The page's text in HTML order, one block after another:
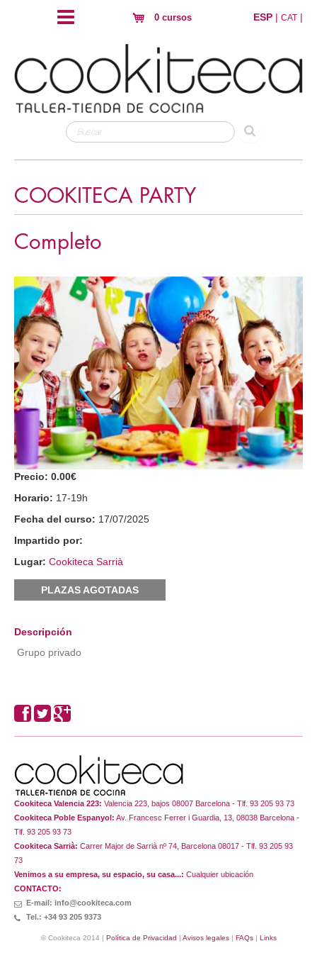
0 cursos ESP | CAT |
COOKITECA PARTY
Completo
Precio: 0.00€
Horario: 17-19h
Fecha del curso: 17/07/2025
Impartido por:
Lugar: Cookiteca Sarrià
PLAZAS AGOTADAS
Descripción
Grupo privado
Cookiteca Valencia 223: Valencia 223, bajos 08007 Barcelona - Tlf. 93 205 93 73
Cookiteca Poble Espanyol: Av. Francesc Ferrer i Guardia, 13, 08038 Barcelona -
Tlf. 93 205 93 73
Cookiteca Sarrià: Carrer Major de Sarrià nº 74, Barcelona 08017 - Tlf. 93 205 93
73
Venimos a su empresa, su espacio, su casa...: Cualquier ubicación
CONTACTO:
E-mail: info@cookiteca.com
Tel.: +34 93 205 9373
© Cookiteca 2014 | Política de Privacidad | Avisos legales| FAQs| Links